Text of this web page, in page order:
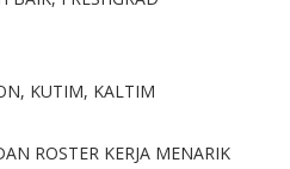
KUTIM, KALTIM
ROSTER KERJA MENARIK